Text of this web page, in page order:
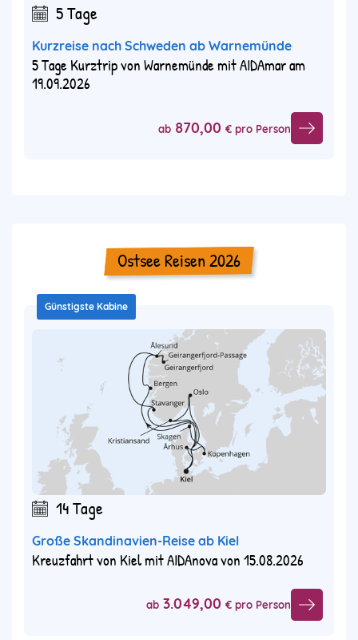
5 Tage
Kurzreise nach Schweden ab Warnemünde
5 Tage Kurztrip von Warnemünde mit AIDAmar am
19.09.2026
ab 870,00 € pro Person
Ostsee Reisen 2026
Günstigste Kabine
14 Tage
Große Skandinavien-Reise ab Kiel
Kreuzfahrt von Kiel mit AIDAnova von 15.08.2026
ab 3.049,00 € pro Person